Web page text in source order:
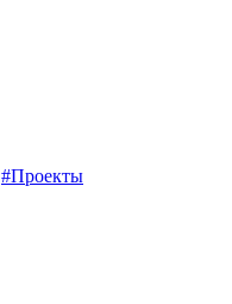
#Проекты